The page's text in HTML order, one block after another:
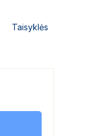
Taisyklės